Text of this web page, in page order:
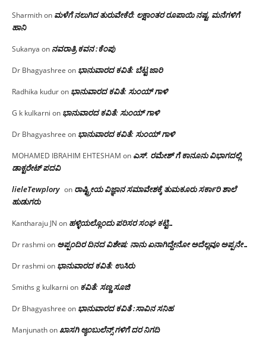
Sharmithon ಮಳೆಗೆ ನಲುಗಿದ ತುರುವೇಕೆರೆ: ಲಕ್ಷಾಂತರ ರೂಪಾಯಿ ನಷ್ಟ, ಮನೆಗಳಿಗೆ
ಹಾನಿ
Sukanya on ನವರಾತ್ರಿ ಕವನ :ಕೆಂಪು
Dr Bhagyashree on ಭಾನುವಾರದ ಕವಿತೆ: ಬೆಟ್ಟ ಜಾರಿ
Radhika kuduron ಭಾನುವಾರದ ಕವಿತೆ: ಸುಂಯ್ ಗಾಳಿ
G k kulkarni on ಭಾನುವಾರದ ಕವಿತೆ: ಸುಂಯ್ ಗಾಳಿ
Dr Bhagyashree on ಭಾನುವಾರದ ಕವಿತೆ: ಸುಂಯ್ ಗಾಳಿ
MOHAMED IBRAHIM EHTESHAM on ಎಸ್. ರಮೇಶ್ ಗೆ ಕಾನೂನು ವಿಭಾಗದಲ್ಲಿ
ಡಾಕ್ಟರೇಟ್ ಪದವಿ
lieleTewplory on ರಾಷ್ಟ್ರೀಯ ವಿಜ್ಞಾನ ಸಮಾವೇಶಕ್ಕೆ‌ ತುಮಕೂರು ಸರ್ಕಾರಿ ಶಾಲೆ
ಹುಡುಗರು
Kantharaju JN on ಹಳ್ಳಿಯಲ್ಲೊಂದು ಪರಿಸರ ಸಂಘ ಕಟ್ಟಿ…
Dr rashmi on ಅಪ್ಪಂದಿರ ದಿನದ ವಿಶೇಷ: ನಾನು ಏನಾಗಿದ್ದೇನೋ‌ ಅದೆಲ್ಲವೂ ಅಪ್ಪನೇ…
Dr rashmi on ಭಾನುವಾರದ ಕವಿತೆ: ಉಸಿರು
Smiths g kulkarni on ಕವಿತೆ: ಸಣ್ಣ ಸೂಜಿ
Dr Bhagyashree on ಭಾನುವಾರದ ಕವಿತೆ :ಸಾವಿನ ಸನಿಹ
Manjunathonಖಾಸಗಿ ಆ್ಯಂಬುಲೆನ್ಸ್ ಗಳಿಗೆ ದರ ನಿಗದಿ